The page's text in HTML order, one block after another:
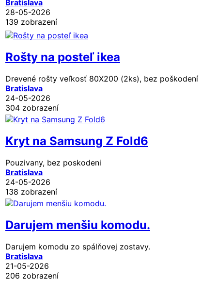
Bratislava
28-05-2026
139 zobrazení
Rošty na posteľ ikea
Drevené rošty veľkosť 80X200 (2ks), bez poškodení
Bratislava
24-05-2026
304 zobrazení
Kryt na Samsung Z Fold6
Pouzivany, bez poskodeni
Bratislava
24-05-2026
138 zobrazení
Darujem menšiu komodu.
Darujem komodu zo spálňovej zostavy.
Bratislava
21-05-2026
206 zobrazení